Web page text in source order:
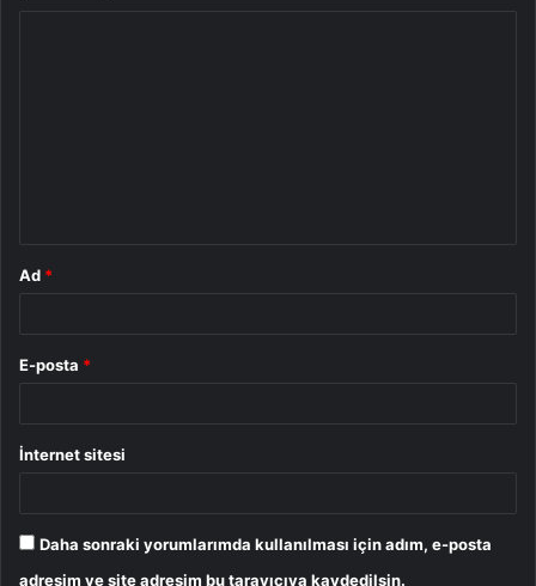
Ad *
E-posta *
İnternet sitesi
Daha sonraki yorumlarımda kullanılması için adım, e-posta
adresim ve site adresim bu tarayıcıya kaydedilsin.